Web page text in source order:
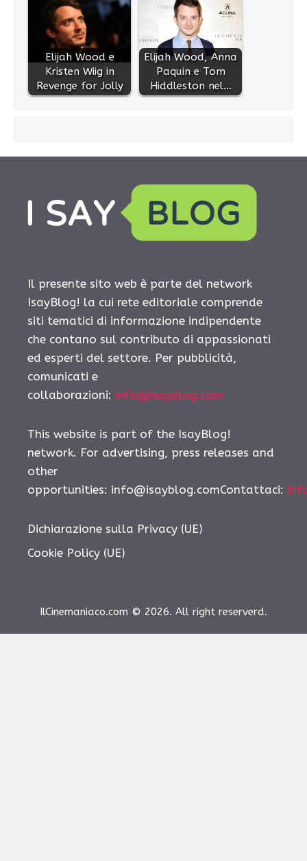
Elijah Wood e
Kristen Wiig in
Revenge for Jolly
Elijah Wood, Anna
Paquin e Tom
Hiddleston nel…
Il presente sito web è parte del network
IsayBlog! la cui rete editoriale comprende
siti tematici di informazione indipendente
che contano sul contributo di appassionati
ed esperti del settore. Per pubblicità,
comunicati e
collaborazioni: info@isayblog.com
This website is part of the IsayBlog!
network. For advertising, press releases and
other
opportunities: info@isayblog.comContattaci:
Dichiarazione sulla Privacy (UE)
Cookie Policy (UE)
IlCinemaniaco.com © 2026. All right reserverd.